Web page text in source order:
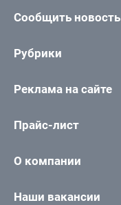
Сообщить новость
Рубрики
Реклама на сайте
Прайс-лист
О компании
Наши вакансии